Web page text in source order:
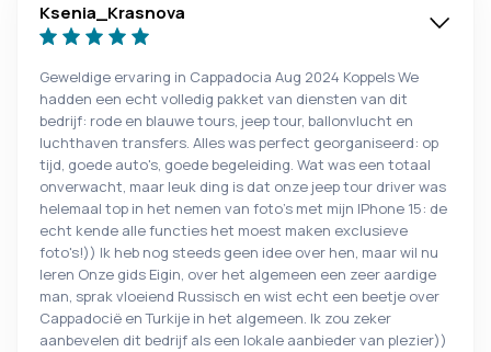
Ksenia_Krasnova
Geweldige ervaring in Cappadocia Aug 2024 Koppels We
hadden een echt volledig pakket van diensten van dit
bedrijf: rode en blauwe tours, jeep tour, ballonvlucht en
luchthaven transfers. Alles was perfect georganiseerd: op
tijd, goede auto's, goede begeleiding. Wat was een totaal
onverwacht, maar leuk ding is dat onze jeep tour driver was
helemaal top in het nemen van foto's met mijn IPhone 15: de
echt kende alle functies het moest maken exclusieve
foto's!)) Ik heb nog steeds geen idee over hen, maar wil nu
leren Onze gids Eigin, over het algemeen een zeer aardige
man, sprak vloeiend Russisch en wist echt een beetje over
Cappadocië en Turkije in het algemeen. Ik zou zeker
aanbevelen dit bedrijf als een lokale aanbieder van plezier))